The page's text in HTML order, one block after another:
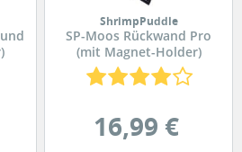
ShrimpPuddle
SP-Moos Rückwand Pro
(mit Magnet-Holder)
16,99 €